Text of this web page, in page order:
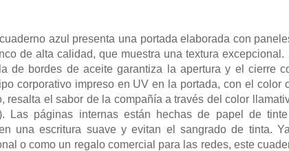
azul presenta una portada elaborada con
de alta calidad, que muestra una textura
de bordes de aceite garantiza la apertura y el cierre
corporativo impreso en UV en la portada, con el color
resalta el sabor de la compañía a través del color
Las páginas internas están hechas de papel de
una escritura suave y evitan el sangrado de tinta.
o como un regalo comercial para las redes, este